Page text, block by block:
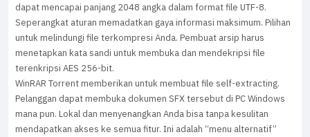
dapat mencapai panjang 2048 angka dalam format file UTF-8.
Seperangkat aturan memadatkan gaya informasi maksimum. Pilihan
untuk melindungi file terkompresi Anda. Pembuat arsip harus
menetapkan kata sandi untuk membuka dan mendekripsi file
terenkripsi AES 256-bit.
WinRAR Torrent memberikan untuk membuat file self-extracting.
Pelanggan dapat membuka dokumen SFX tersebut di PC Windows
mana pun. Lokal dan menyenangkan Anda bisa tanpa kesulitan
mendapatkan akses ke semua fitur. Ini adalah “menu alternatif”